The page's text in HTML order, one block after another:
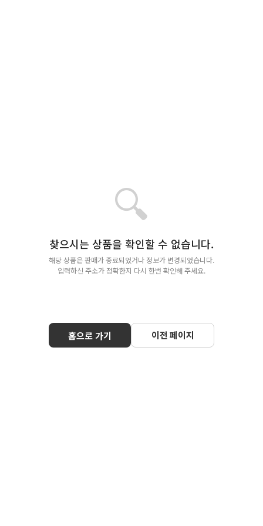
🔍
찾으시는 상품을 확인할 수 없습니다.
해당 상품은 판매가 종료되었거나 정보가 변경되었습니다.
입력하신 주소가 정확한지 다시 한번 확인해 주세요.
홈으로 가기 이전 페이지